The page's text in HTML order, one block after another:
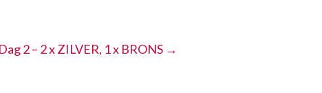
2 – 2 x ZILVER, 1 x BRONS →